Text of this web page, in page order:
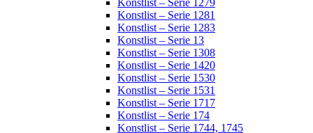
Konstlist – Serie 1279
Konstlist – Serie 1281
Konstlist – Serie 1283
Konstlist – Serie 13
Konstlist – Serie 1308
Konstlist – Serie 1420
Konstlist – Serie 1530
Konstlist – Serie 1531
Konstlist – Serie 1717
Konstlist – Serie 174
Konstlist – Serie 1744, 1745